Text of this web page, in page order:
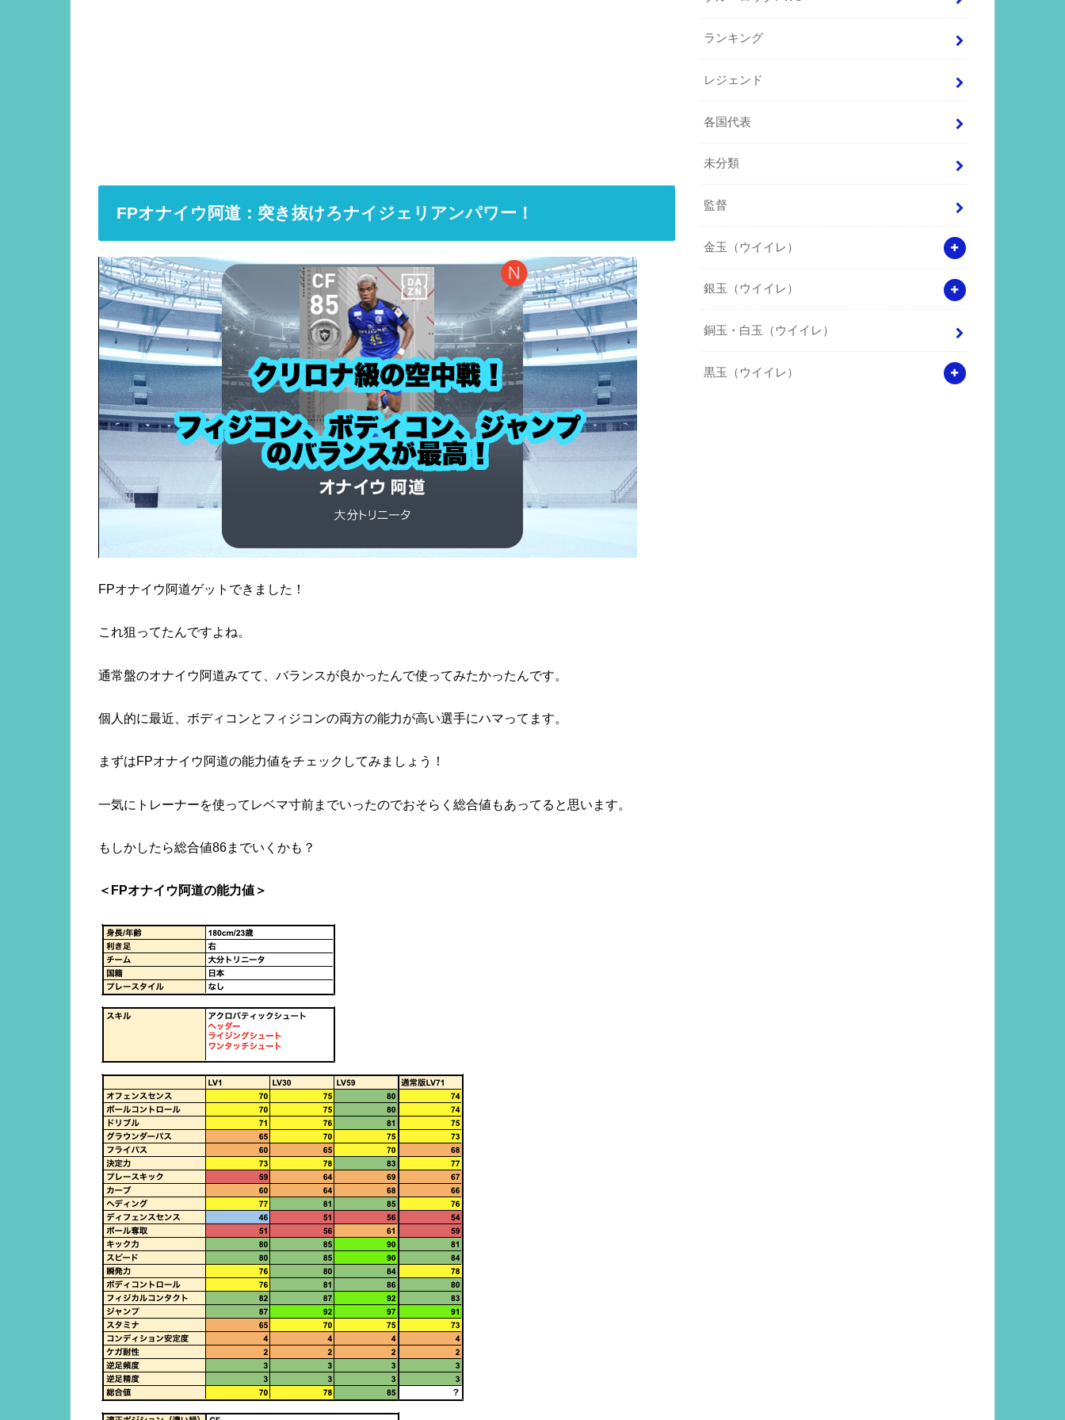
FPオナイウ阿道：突き抜けろナイジェリアンパワー！
FPオナイウ阿道ゲットできました！
これ狙ってたんですよね。
通常盤のオナイウ阿道みてて、バランスが良かったんで使ってみたかったんです。
個人的に最近、ボディコンとフィジコンの両方の能力が高い選手にハマってます。
まずはFPオナイウ阿道の能力値をチェックしてみましょう！
一気にトレーナーを使ってレベマ寸前までいったのでおそらく総合値もあってると思います。
もしかしたら総合値86までいくかも？
＜FPオナイウ阿道の能力値＞
ランキング
レジェンド
各国代表
未分類
監督
金玉（ウイイレ）
銀玉（ウイイレ）
銅玉・白玉（ウイイレ）
黒玉（ウイイレ）